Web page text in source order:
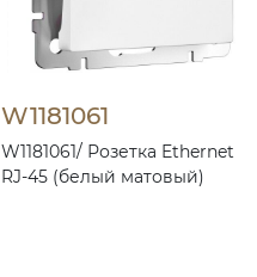
W1181061
W1181061/ Розетка Ethernet
RJ-45 (белый матовый)